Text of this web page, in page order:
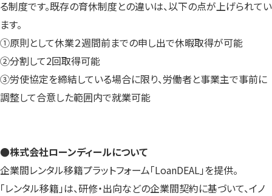
る制度です。既存の育休制度との違いは、以下の点が上げられてい
ます。
①原則として休業２週間前までの申し出で休暇取得が可能
②分割して2回取得可能
③労使協定を締結している場合に限り、労働者と事業主で事前に
調整して合意した範囲内で就業可能
●株式会社ローンディールについて
企業間レンタル移籍プラットフォーム「LoanDEAL」を提供。
「レンタル移籍」は、研修・出向などの企業間契約に基づいて、イノ